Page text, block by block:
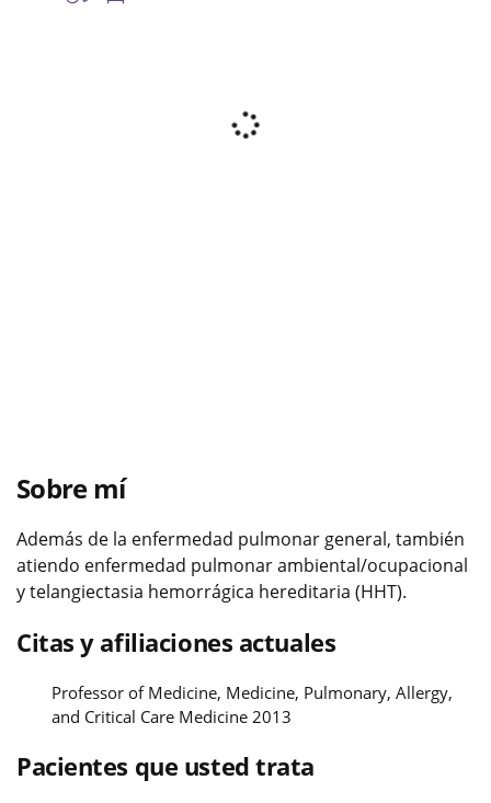
Sobre mí
Además de la enfermedad pulmonar general, también
atiendo enfermedad pulmonar ambiental/ocupacional
y telangiectasia hemorrágica hereditaria (HHT).
Citas y afiliaciones actuales
Professor of Medicine, Medicine, Pulmonary, Allergy,
and Critical Care Medicine 2013
Pacientes que usted trata